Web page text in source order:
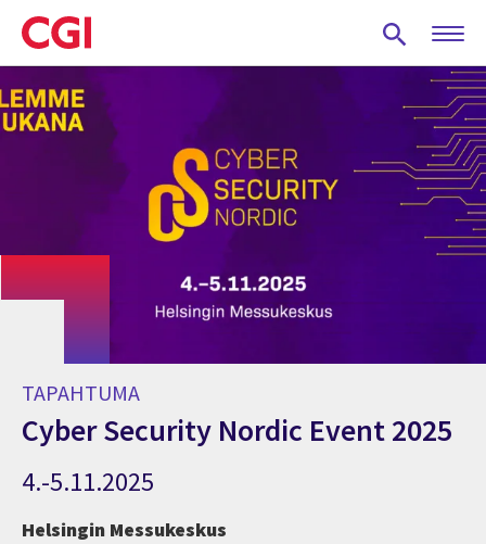
Skip
to
main
content
TAPAHTUMA
Cyber Security Nordic Event 2025
4.-5.11.2025
Helsingin Messukeskus